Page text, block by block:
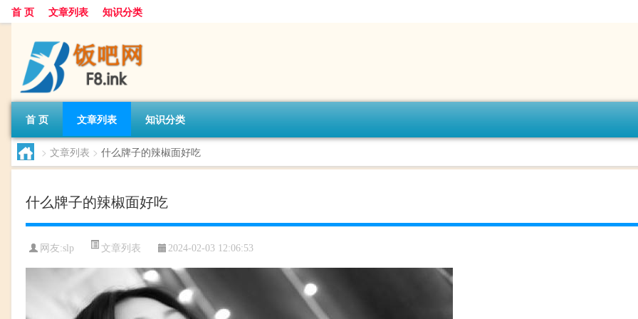
首 页 文章列表 知识分类
首 页 文章列表 知识分类
> 文章列表 > 什么牌子的辣椒面好吃
什么牌子的辣椒面好吃
网友:slp 文章列表 2024-02-03 12:06:53